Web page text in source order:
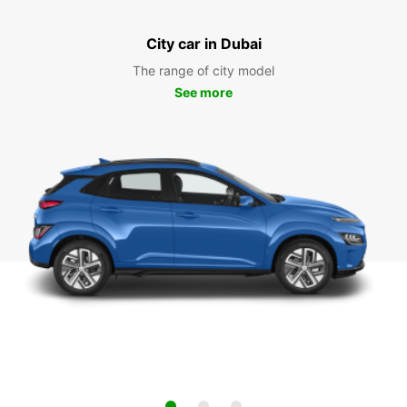
City car in Dubai
The range of city model
See more